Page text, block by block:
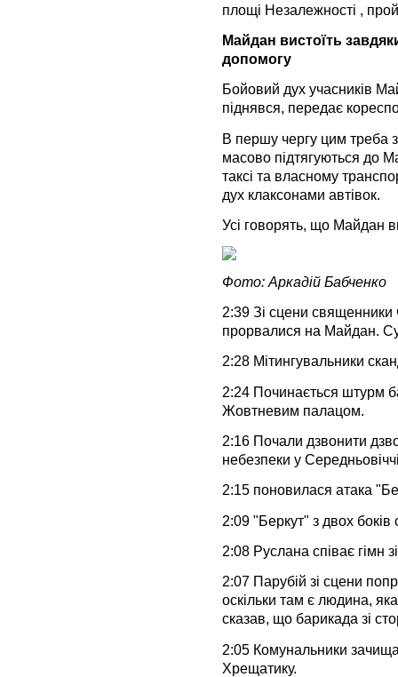
площі Незалежності ,
Майдан вистоїть
допомогу
Бойовий дух учасників
піднявся, передає
В першу чергу цим треба
масово підтягуються до
таксі та власному
дух клаксонами автівок.
Усі говорять, що Майдан
Фото: Аркадій Бабченко
2:39 Зі сцени
прорвалися на Майдан.
2:28 Мітингувальники
2:24 Починається штурм
Жовтневим палацом.
2:16 Почали дзвонити
небезпеки у
2:15 поновилася атака
2:09 "Беркут" з двох боків
2:08 Руслана співає гімн
2:07 Парубій зі сцени
оскільки там є людина,
сказав, що барикада зі
2:05 Комунальники
Хрещатику.